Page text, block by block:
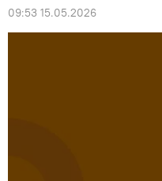
09:53 15.05.2026